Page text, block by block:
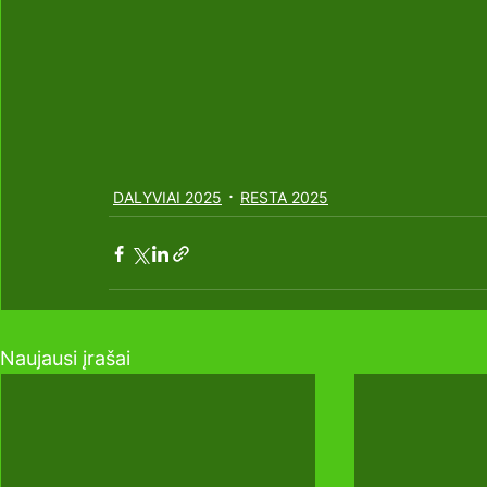
DALYVIAI 2025 RESTA 2025
Naujausi įrašai